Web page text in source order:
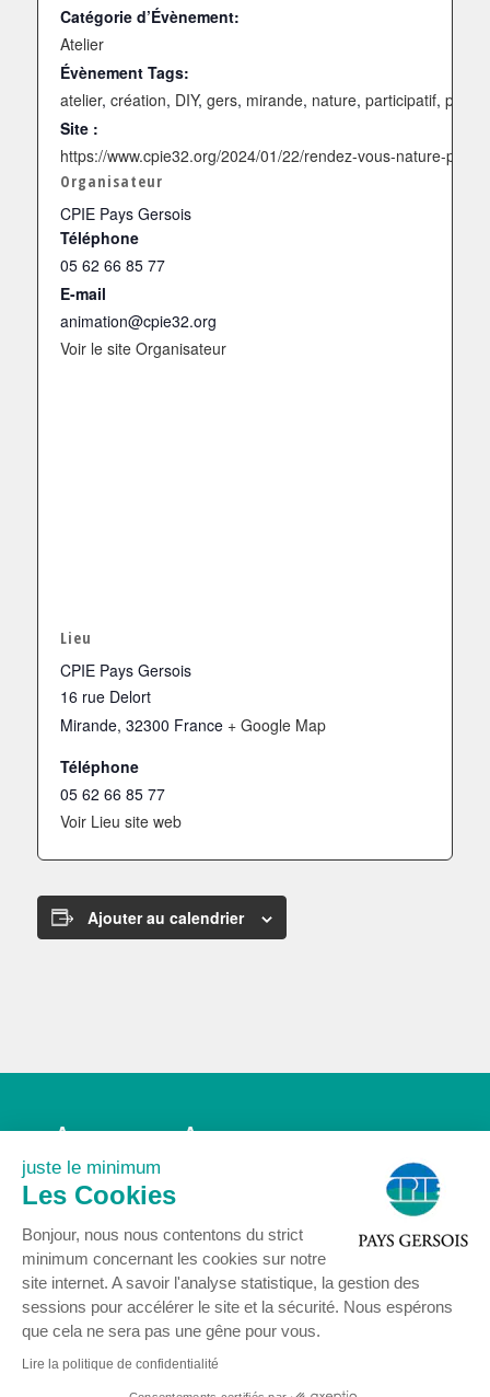
Catégorie d’Évènement:
Atelier
Évènement Tags:
atelier, création, DIY, gers, mirande, nature, participatif,
Site :
https://www.cpie32.org/2024/01/22/rendez-vous-nature-
Organisateur
CPIE Pays Gersois
Téléphone
05 62 66 85 77
E-mail
animation@cpie32.org
Voir le site Organisateur
Lieu
CPIE Pays Gersois
16 rue Delort
Mirande, 32300 France + Google Map
Téléphone
05 62 66 85 77
Voir Lieu site web
Ajouter au calendrier
Accueil Association
Agenda
Nous rejoindre
Mentions légales
© COPYRIGHT 2024 - Centre Permanent d’Initiatives pour l’Environnement
Pays Gersois
juste le minimum
Les Cookies
Bonjour, nous nous contentons du strict
minimum concernant les cookies sur notre
site internet. A savoir l'analyse statistique, la gestion des
sessions pour accélérer le site et la sécurité. Nous espérons
que cela ne sera pas une gêne pour vous.
Lire la politique de confidentialité